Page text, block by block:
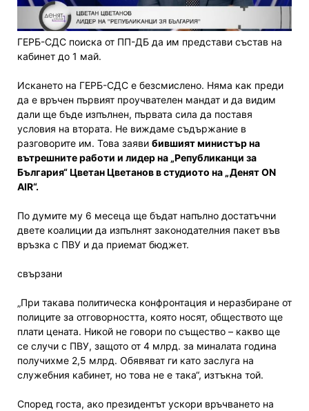
ГЕРБ-СДС поиска от ПП-ДБ да им представи състав на
кабинет до 1 май.
Искането на ГЕРБ-СДС е безсмислено. Няма как преди
да е връчен първият проучвателен мандат и да видим
дали ще бъде изпълнен, първата сила да поставя
условия на втората. Не виждаме съдържание в
разговорите им. Това заяви бившият министър на
вътрешните работи и лидер на „Републиканци за
България“ Цветан Цветанов в студиото на „Денят ON
AIR“.
По думите му 6 месеца ще бъдат напълно достатъчни
двете коалиции да изпълнят законодателния пакет във
връзка с ПВУ и да приемат бюджет.
свързани
„При такава политическа конфронтация и неразбиране от
полиците за отговорността, която носят, обществото ще
плати цената. Никой не говори по същество – какво ще
се случи с ПВУ, защото от 4 млрд. за миналата година
получихме 2,5 млрд. Обявяват ги като заслуга на
служебния кабинет, но това не е така“, изтъкна той.
Според госта, ако президентът ускори връчването на